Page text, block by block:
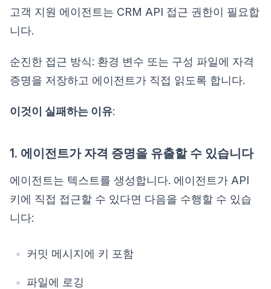
고객 지원 에이전트는 CRM API 접근 권한이 필요합
니다.
순진한 접근 방식: 환경 변수 또는 구성 파일에 자격
증명을 저장하고 에이전트가 직접 읽도록 합니다.
이것이 실패하는 이유:
1. 에이전트가 자격 증명을 유출할 수 있습니다
에이전트는 텍스트를 생성합니다. 에이전트가 API
키에 직접 접근할 수 있다면 다음을 수행할 수 있습
니다:
커밋 메시지에 키 포함
파일에 로깅